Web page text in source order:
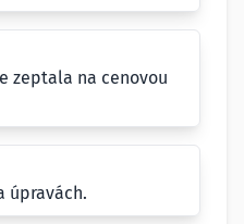
zeptala na cenovou
úpravách.